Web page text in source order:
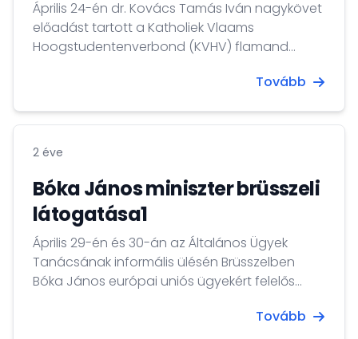
Április 24-én dr. Kovács Tamás Iván nagykövet
előadást tartott a Katholiek Vlaams
Hoogstudentenverbond (KVHV) flamand
Egyetemen, „Magyarország szerepe az EU-
Tovább
2 éve
Bóka János miniszter brüsszeli
látogatása1
Április 29-én és 30-án az Általános Ügyek
Tanácsának informális ülésén Brüsszelben
Bóka János európai uniós ügyekért felelős
Tovább